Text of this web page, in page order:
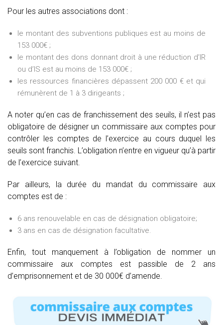
Pour les autres associations dont :
le montant des subventions publiques est au moins de
153 000€ ;
le montant des dons donnant droit à une réduction d’IR
ou d’IS est au moins de 153 000€ ;
les ressources financières dépassent 200 000 € et qui
rémunèrent de 1 à 3 dirigeants ;
A noter qu’en cas de franchissement des seuils, il n’est pas
obligatoire de désigner un commissaire aux comptes pour
contrôler les comptes de l’exercice au cours duquel les
seuils sont franchis. L’obligation n’entre en vigueur qu’à partir
de l’exercice suivant.
Par ailleurs, la durée du mandat du commissaire aux
comptes est de :
6 ans renouvelable en cas de désignation obligatoire;
3 ans en cas de désignation facultative.
Enfin, tout manquement à l’obligation de nommer un
commissaire aux comptes est passible de 2 ans
d’emprisonnement et de 30 000€ d’amende.